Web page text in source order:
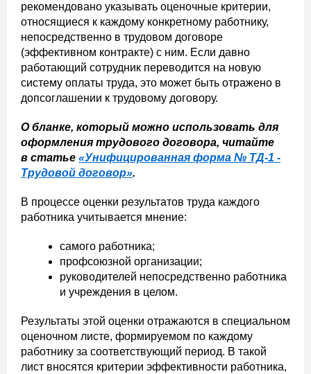
рекомендовано указывать оценочные критерии,
относящиеся к каждому конкретному работнику,
непосредственно в трудовом договоре
(эффективном контракте) с ним. Если давно
работающий сотрудник переводится на новую
систему оплаты труда, это может быть отражено в
допсоглашении к трудовому договору.
О бланке, который можно использовать для
оформления трудового договора, читайте
в статье «Унифицированная форма № ТД-1 -
Трудовой договор».
В процессе оценки результатов труда каждого
работника учитывается мнение:
самого работника;
профсоюзной организации;
руководителей непосредственно работника
и учреждения в целом.
Результаты этой оценки отражаются в специальном
оценочном листе, формируемом по каждому
работнику за соответствующий период. В такой
лист вносятся критерии эффективности работника,